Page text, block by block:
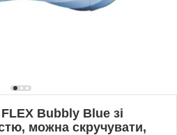
Bubbly Blue зі
можна скручувати,